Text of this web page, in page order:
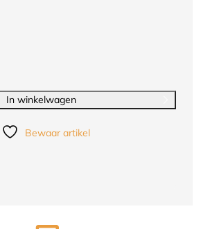
In winkelwagen
Bewaar artikel